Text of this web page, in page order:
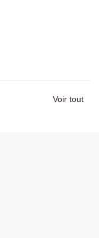
Voir tout